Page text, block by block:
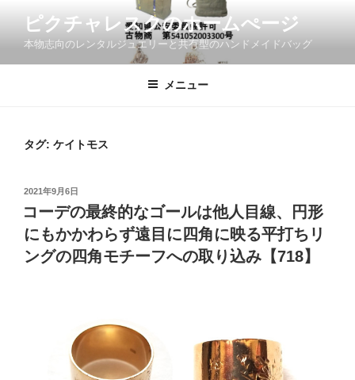
ン
ピクチャレスクのホームぺージ
本物志向のレンタルジュエリーと共有型のハンドメイドバッグ
メニュー
タグ: ケイトモス
投
日:
2021年9月6日
コーデの最終的なゴールは他人目線、円形
にもかかわらず遠目に四角に映る平打ちリ
ングの四角モチーフへの取り込み【718】